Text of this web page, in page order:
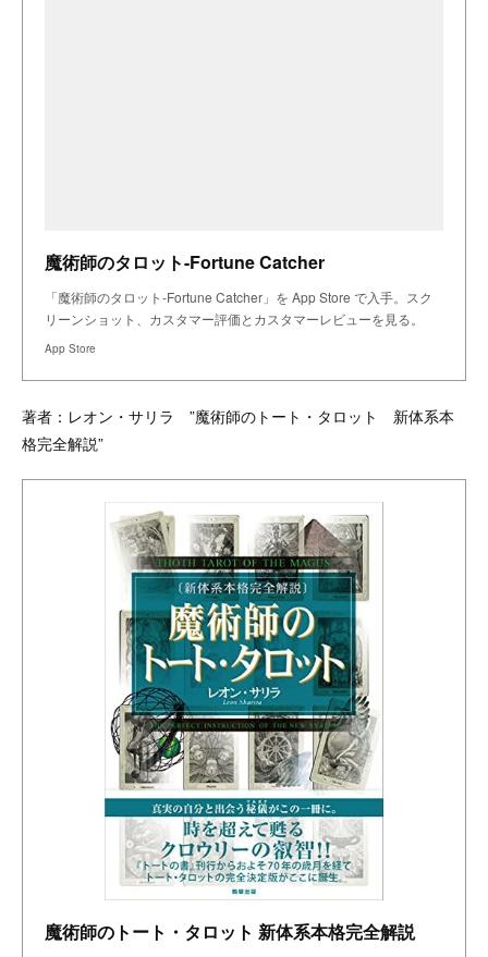
魔術師のタロット-Fortune Catcher
「魔術師のタロット-Fortune Catcher」を App Store で入手。スク
リーンショット、カスタマー評価とカスタマーレビューを見る。
App Store
著者：レオン・サリラ ”魔術師のトート・タロット 新体系本
格完全解説”
魔術師のトート・タロット 新体系本格完全解説